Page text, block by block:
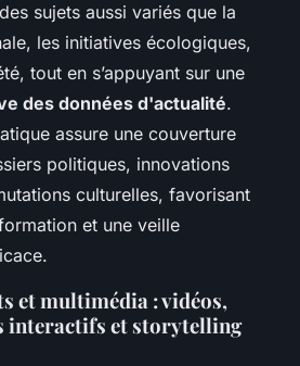
sujets aussi variés que la
les initiatives écologiques,
tout en s’appuyant sur une
des données d'actualité.
assure une couverture
politiques, innovations
culturelles, favorisant
et une veille
et multimédia : vidéos,
interactifs et storytelling